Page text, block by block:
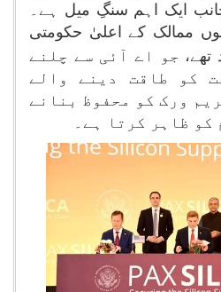
ایک اہم سنگِ میل ہے۔
ممالک کے اعلیٰ حکومتی
جو اے آئی سے چلنے
کو طاقت دینے والے
ورک کو محفوظ بنانے
کو ظاہر کرتا ہے۔